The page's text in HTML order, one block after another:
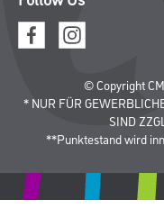
© Copyright
* NUR FÜR
SIND
**Punktestand wird